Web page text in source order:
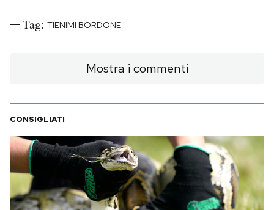
Tag: TIENIMI BORDONE
Mostra i commenti
CONSIGLIATI